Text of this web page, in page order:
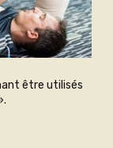
être utilisés